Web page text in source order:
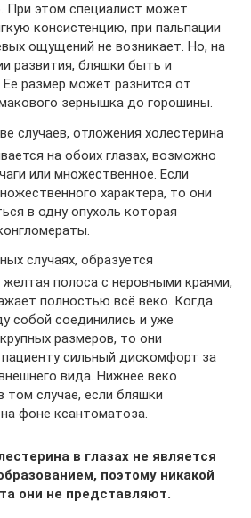
При этом специалист может
консистенцию, при пальпации
ощущений не возникает. Но, на
развития, бляшки быть и
размер может разнится от
зернышка до горошины.
случаев, отложения холестерина
на обоих глазах, возможно
или множественное. Если
характера, то они
в одну опухоль которая
случаях, образуется
желтая полоса с неровными краями,
полностью всё веко. Когда
собой соединились и уже
размеров, то они
сильный дискомфорт за
вида. Нижнее веко
том случае, если бляшки
фоне ксантоматоза.
в глазах не является
поэтому никакой
они не представляют.